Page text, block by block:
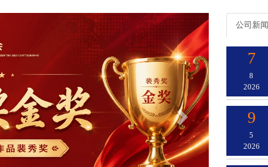
Next 公司新闻
7
8
2026
9
5
2026